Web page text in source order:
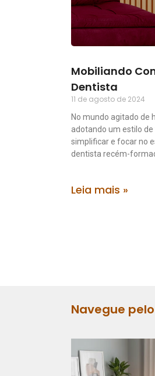
Mobiliando
Dentista
11 de agosto de 2024
No mundo agitado de
adotando um estilo
simplificar e focar no
dentista recém-
Leia mais »
Navegue